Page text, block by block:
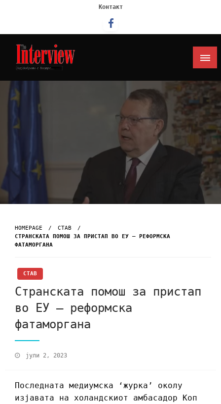
Контакт
Интервју
HOMEPAGE
СТАВ
СТРАНСКАТА ПОМОШ ЗА ПРИСТАП ВО ЕУ – РЕФОРМСКА
ФАТАМОРГАНА
СТАВ
Странската помош за пристап
во ЕУ – реформска
фатаморгана
јули 2, 2023
Последната медиумска ‘журка’ околу
изјавата на холандскиот амбасадор Коп